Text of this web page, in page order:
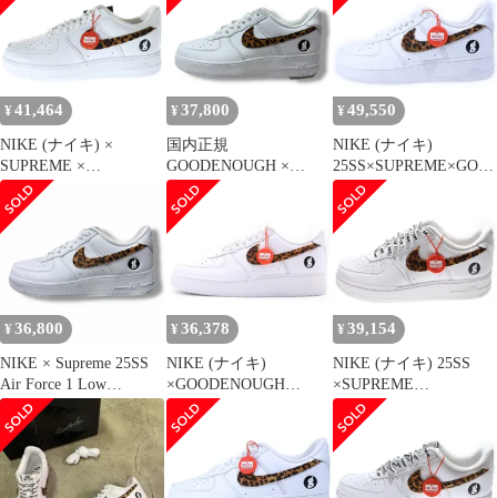
LEOPARD グッドイナ
フ シュプリーム エアフ
ォース1 レオパード ロ
US9/27cm IM3483-100
【新古品】
¥ 41,464
NIKE (ナイキ) ×
SUPREME ×
GOODENOUGH AIR
FORCE 1 LOW WHITE
CHEETAH PRINT エア
フォース1 ロウ ホワイ
ト チータープリント
IM-3483-100
US8.5/26.5cm
¥ 37,800
国内正規
GOODENOUGH ×
Supreme × NIKE Air
Force 1 Low
"White/Leopard" エアフ
ォース1 ロー ローカッ
トスニーカー ナイキ グ
ッドイナフ シュプリー
ム コラボ IM3483-100
27cm 975M4
¥ 49,550
NIKE (ナイキ)
25SS×SUPREME×GOO
DENOUGH AIR FORCE
1 LOW SP シュプリー
ム グッドイナフ エアフ
ォースワン ローカット
スニーカー ホワイト
US8.5/26.5cm IM3483-
100
¥ 36,800
NIKE × Supreme 25SS
Air Force 1 Low
GOODENOUGH グット
イナフ コラボ エアフォ
ース スニーカー ナイキ
× シュプリーム
IM3483-100 ホワイト
¥ 36,378
NIKE (ナイキ)
×GOODENOUGH
×Supreme AIR FORCE 1
LOW LEOPARD グッド
イナフ シュプリーム エ
アフォース1 レオパー
ド ローカットスニーカ
¥ 39,154
NIKE (ナイキ) 25SS
×SUPREME
×GOODENOUGH AIR
FORCE 1 LOW
LEOPARD シュプリー
ム グッドイナフ エアフ
ォース レオパード ロー